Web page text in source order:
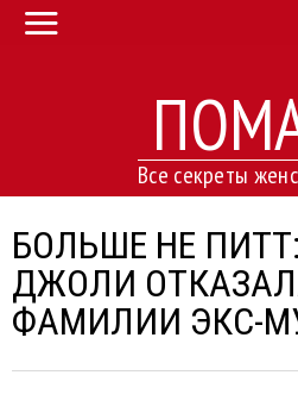
Все секреты
БОЛЬШЕ НЕ
ДЖОЛИ
ФАМИЛИИ ЭКС-